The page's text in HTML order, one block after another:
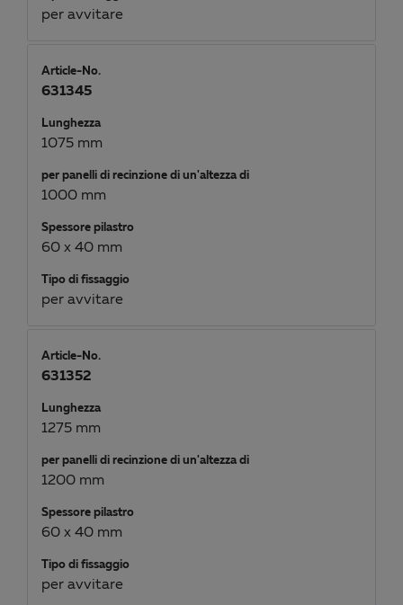
per avvitare
Article-No.
631345
Lunghezza
1075 mm
per panelli di recinzione di un'altezza di
1000 mm
Spessore pilastro
60 x 40 mm
Tipo di fissaggio
per avvitare
Article-No.
631352
Lunghezza
1275 mm
per panelli di recinzione di un'altezza di
1200 mm
Spessore pilastro
60 x 40 mm
Tipo di fissaggio
per avvitare